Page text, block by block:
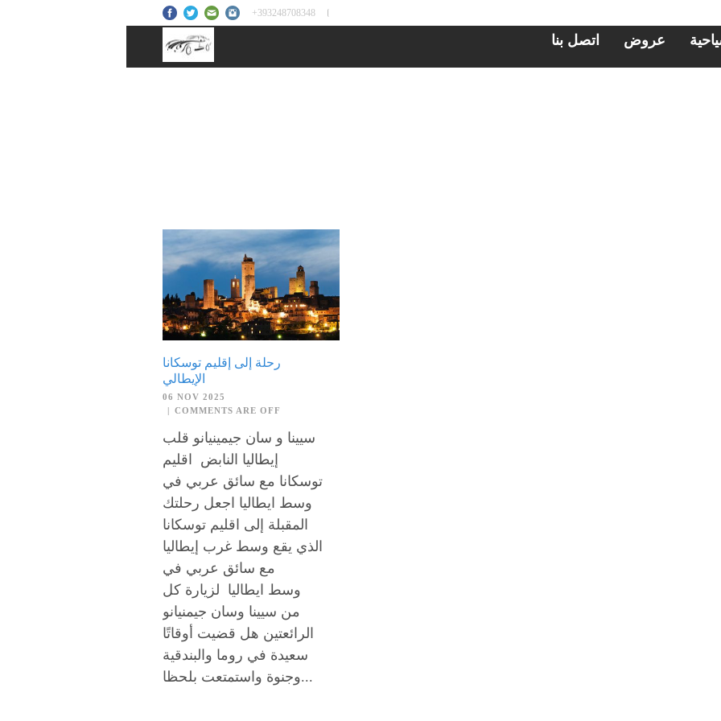
+393248708348
اتصل بنا عروض
رحلة إلى إقليم توسكانا
الإيطالي
06 NOV 2025
| COMMENTS ARE OFF
سيينا و سان جيمينيانو قلب
إيطاليا النابض اقليم
توسكانا مع سائق عربي في
وسط ايطاليا اجعل رحلتك
المقبلة إلى اقليم توسكانا
الذي يقع وسط غرب إيطاليا
مع سائق عربي في
وسط ايطاليا لزيارة كل
من سيينا وسان جيمنيانو
الرائعتين هل قضيت أوقاتًا
سعيدة في روما والبندقية
وجنوة واستمتعت بلحظا...